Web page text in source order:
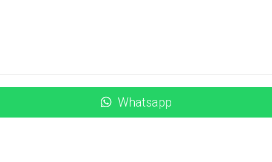
en Idealista?
y proporcionar información básica sobre la propiedad,
Whatsapp